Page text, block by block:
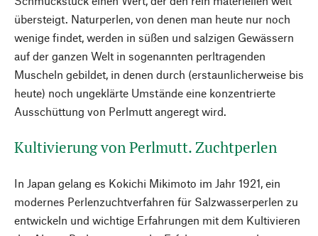
übersteigt. Naturperlen, von denen man heute nur noch
wenige findet, werden in süßen und salzigen Gewässern
auf der ganzen Welt in sogenannten perltragenden
Muscheln gebildet, in denen durch (erstaunlicherweise bis
heute) noch ungeklärte Umstände eine konzentrierte
Ausschüttung von Perlmutt angeregt wird.
Kultivierung von Perlmutt. Zuchtperlen
In Japan gelang es Kokichi Mikimoto im Jahr 1921, ein
modernes Perlenzuchtverfahren für Salzwasserperlen zu
entwickeln und wichtige Erfahrungen mit dem Kultivieren